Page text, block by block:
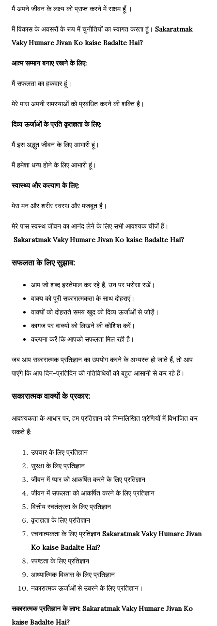
मैं अपने जीवन के लक्ष्य को प्राप्त करने में सक्षम हूँ ।
मैं विकास के अवसरों के रूप में चुनौतियों का स्वागत करता हूं। Sakaratmak
Vaky Humare Jivan Ko kaise Badalte Hai?
आत्म सम्मान बनाए रखने के लिए:
मैं सफलता का हकदार हूं।
मेरे पास अपनी समस्याओं को प्रबंधित करने की शक्ति है।
दिव्य ऊर्जाओं के प्रति कृतज्ञता के लिए:
मैं इस अद्भुत जीवन के लिए आभारी हूं।
मैं हमेशा धन्य होने के लिए आभारी हूं।
स्वास्थ्य और कल्याण के लिए:
मेरा मन और शरीर स्वस्थ और मजबूत है।
मेरे पास स्वस्थ जीवन का आनंद लेने के लिए सभी आवश्यक चीजें हैं।
Sakaratmak Vaky Humare Jivan Ko kaise Badalte Hai?
सफलता के लिए सुझाव:
आप जो शब्द इस्तेमाल कर रहे हैं, उन पर भरोसा रखें।
वाक्य को पूरी सकारात्मकता के साथ दोहराएं।
वाक्यों को दोहराते समय खुद को दिव्य ऊर्जाओं से जोड़ें।
कागज पर वाक्यों को लिखने की कोशिश करें।
कल्पना करें कि आपको सफलता मिल रही है।
जब आप सकारात्मक प्रतिज्ञान का उपयोग करने के अभ्यस्त हो जाते हैं, तो आप
पाएंगे कि आप दिन-प्रतिदिन की गतिविधियों को बहुत आसानी से कर रहे हैं।
सकारात्मक वाक्यों के प्रकार:
आवश्यकता के आधार पर, हम प्रतिज्ञान को निम्नलिखित श्रेणियों में विभाजित कर
सकते हैं:
उपचार के लिए प्रतिज्ञान
सुरक्षा के लिए प्रतिज्ञान
जीवन में प्यार को आकर्षित करने के लिए प्रतिज्ञान
जीवन में सफलता को आकर्षित करने के लिए प्रतिज्ञान
वित्तीय स्वतंत्रता के लिए प्रतिज्ञान
कृतज्ञता के लिए प्रतिज्ञान
रचनात्मकता के लिए प्रतिज्ञान Sakaratmak Vaky Humare Jivan
Ko kaise Badalte Hai?
स्पष्टता के लिए प्रतिज्ञान
आध्यात्मिक विकास के लिए प्रतिज्ञान
नकारात्मक ऊर्जाओं से उबरने के लिए प्रतिज्ञान।
सकारात्मक प्रतिज्ञान के लाभ: Sakaratmak Vaky Humare Jivan Ko
kaise Badalte Hai?